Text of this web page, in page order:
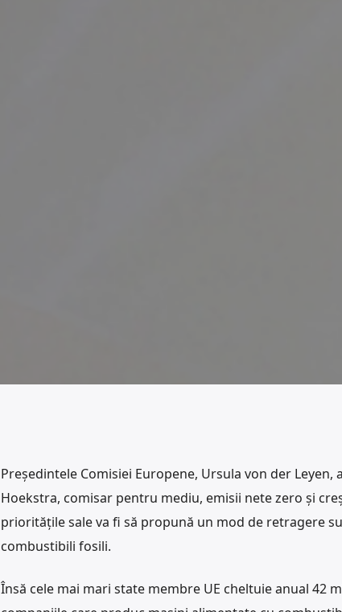
Preşedintele Comisiei Europene, Ursula von der
Hoekstra, comisar pentru mediu, emisii nete zero şi
priorităţile sale va fi să propună un mod de retragere
combustibili fosili.
Însă cele mai mari state membre UE cheltuie anual 42